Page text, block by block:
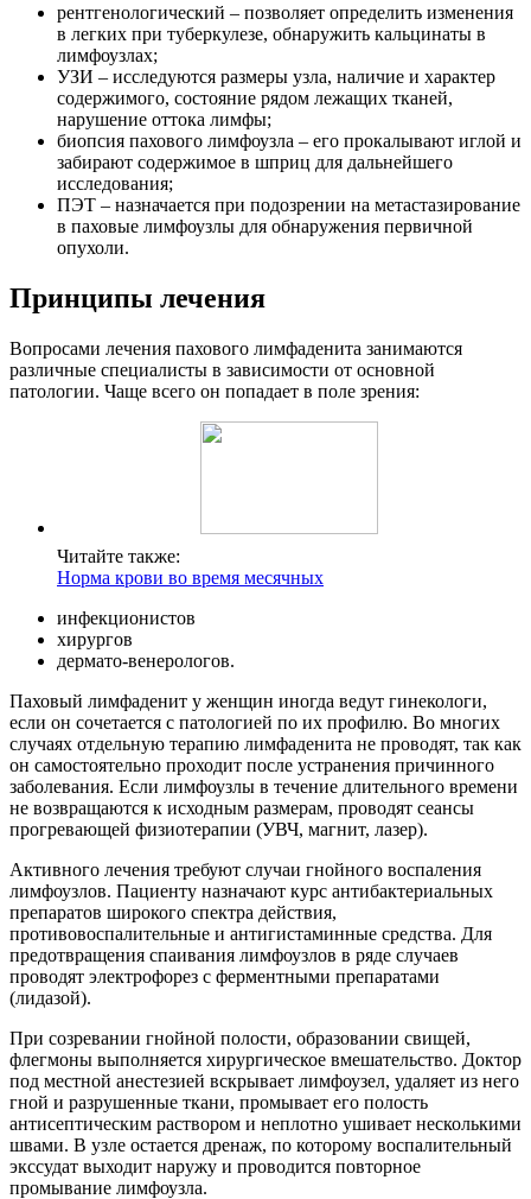
рентгенологический – позволяет определить изменения
в легких при туберкулезе, обнаружить кальцинаты в
лимфоузлах;
УЗИ – исследуются размеры узла, наличие и характер
содержимого, состояние рядом лежащих тканей,
нарушение оттока лимфы;
биопсия пахового лимфоузла – его прокалывают иглой и
забирают содержимое в шприц для дальнейшего
исследования;
ПЭТ – назначается при подозрении на метастазирование
в паховые лимфоузлы для обнаружения первичной
опухоли.
Принципы лечения
Вопросами лечения пахового лимфаденита занимаются
различные специалисты в зависимости от основной
патологии. Чаще всего он попадает в поле зрения:
Читайте также:
Норма крови во время месячных
инфекционистов
хирургов
дермато-венерологов.
Паховый лимфаденит у женщин иногда ведут гинекологи,
если он сочетается с патологией по их профилю. Во многих
случаях отдельную терапию лимфаденита не проводят, так как
он самостоятельно проходит после устранения причинного
заболевания. Если лимфоузлы в течение длительного времени
не возвращаются к исходным размерам, проводят сеансы
прогревающей физиотерапии (УВЧ, магнит, лазер).
Активного лечения требуют случаи гнойного воспаления
лимфоузлов. Пациенту назначают курс антибактериальных
препаратов широкого спектра действия,
противовоспалительные и антигистаминные средства. Для
предотвращения спаивания лимфоузлов в ряде случаев
проводят электрофорез с ферментными препаратами
(лидазой).
При созревании гнойной полости, образовании свищей,
флегмоны выполняется хирургическое вмешательство. Доктор
под местной анестезией вскрывает лимфоузел, удаляет из него
гной и разрушенные ткани, промывает его полость
антисептическим раствором и неплотно ушивает несколькими
швами. В узле остается дренаж, по которому воспалительный
экссудат выходит наружу и проводится повторное
промывание лимфоузла.